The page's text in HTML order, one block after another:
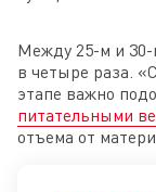
Между 25-м и 30-
в четыре раза.
этапе важно
питательными
отъема от